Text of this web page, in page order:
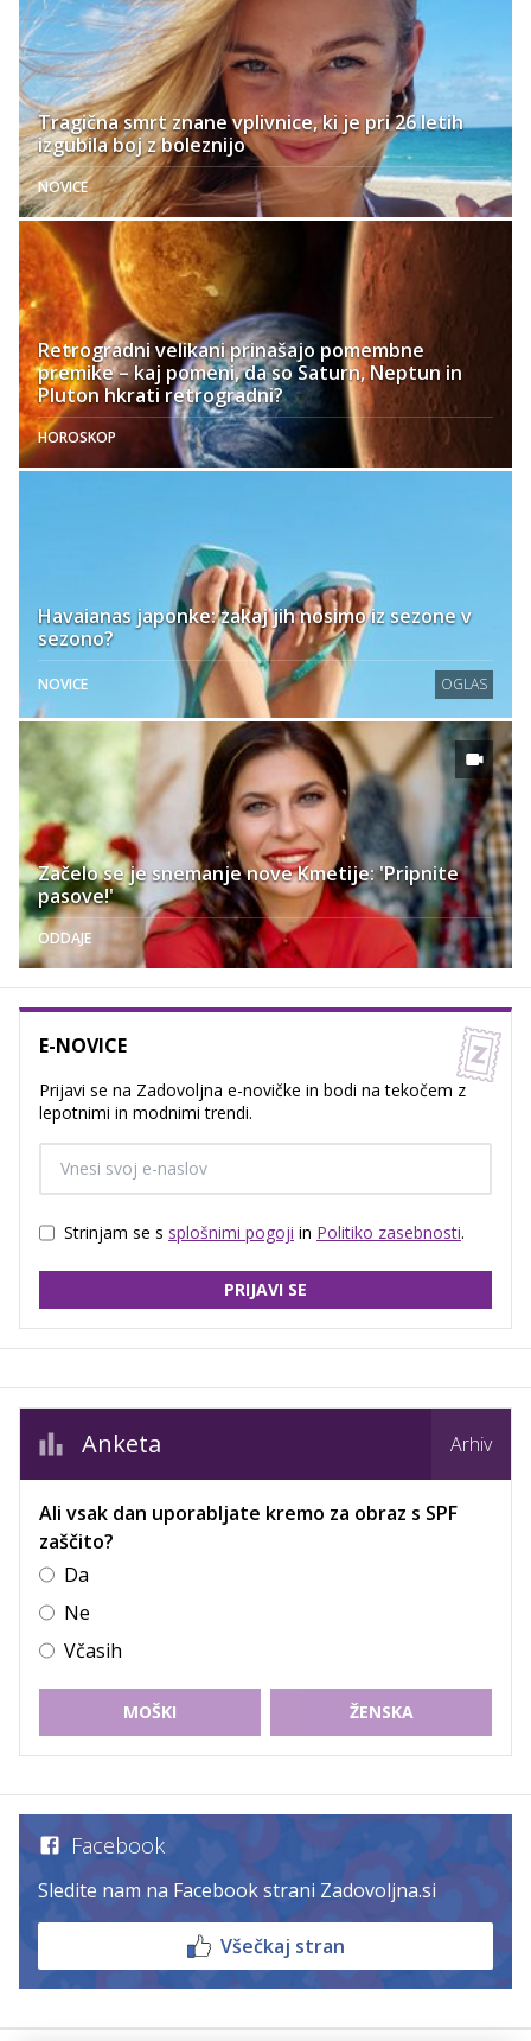
Tragična smrt znane vplivnice, ki je pri 26 letih
izgubila boj z boleznijo
NOVICE
Retrogradni velikani prinašajo pomembne
premike – kaj pomeni, da so Saturn, Neptun in
Pluton hkrati retrogradni?
HOROSKOP
Havaianas japonke: zakaj jih nosimo iz sezone v
sezono?
NOVICE OGLAS
Začelo se je snemanje nove Kmetije: 'Pripnite
pasove!'
ODDAJE
E-NOVICE
Prijavi se na Zadovoljna e-novičke in bodi na tekočem z
lepotnimi in modnimi trendi.
Strinjam se s splošnimi pogoji in Politiko zasebnosti.
PRIJAVI SE
Anketa Arhiv
Ali vsak dan uporabljate kremo za obraz s SPF
zaščito?
Da
Ne
Včasih
MOŠKI ŽENSKA
Facebook
Sledite nam na Facebook strani Zadovoljna.si
Všečkaj stran